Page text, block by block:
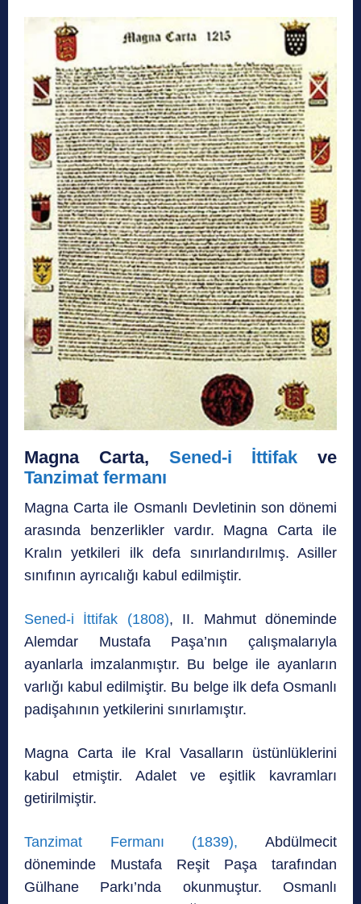
Magna Carta, Sened-i İttifak ve
Tanzimat fermanı
Magna Carta ile Osmanlı Devletinin son dönemi
arasında benzerlikler vardır. Magna Carta ile
Kralın yetkileri ilk defa sınırlandırılmış. Asiller
sınıfının ayrıcalığı kabul edilmiştir.
Sened-i İttifak (1808), II. Mahmut döneminde
Alemdar Mustafa Paşa’nın çalışmalarıyla
ayanlarla imzalanmıştır. Bu belge ile ayanların
varlığı kabul edilmiştir. Bu belge ilk defa Osmanlı
padişahının yetkilerini sınırlamıştır.
Magna Carta ile Kral Vasalların üstünlüklerini
kabul etmiştir. Adalet ve eşitlik kavramları
getirilmiştir.
Tanzimat Fermanı (1839), Abdülmecit
döneminde Mustafa Reşit Paşa tarafından
Gülhane Parkı’nda okunmuştur. Osmanlı